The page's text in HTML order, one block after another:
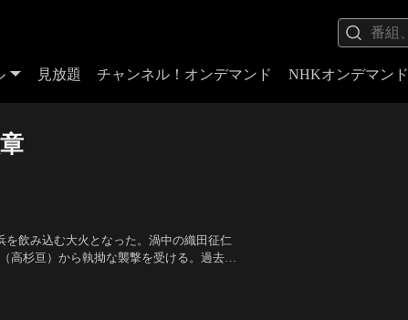
見放題 チャンネル！オンデマンド NHKオンデマンド
飲み込む大火となった。渦中の織田征仁
高杉亘）から執拗な襲撃を受ける。過去と